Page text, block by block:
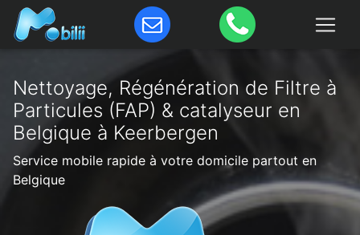
Nettoyage, Régénération de Filtre à
Particules (FAP) & catalyseur en
Belgique à Keerbergen
Service mobile rapide à votre domicile partout en
Belgique